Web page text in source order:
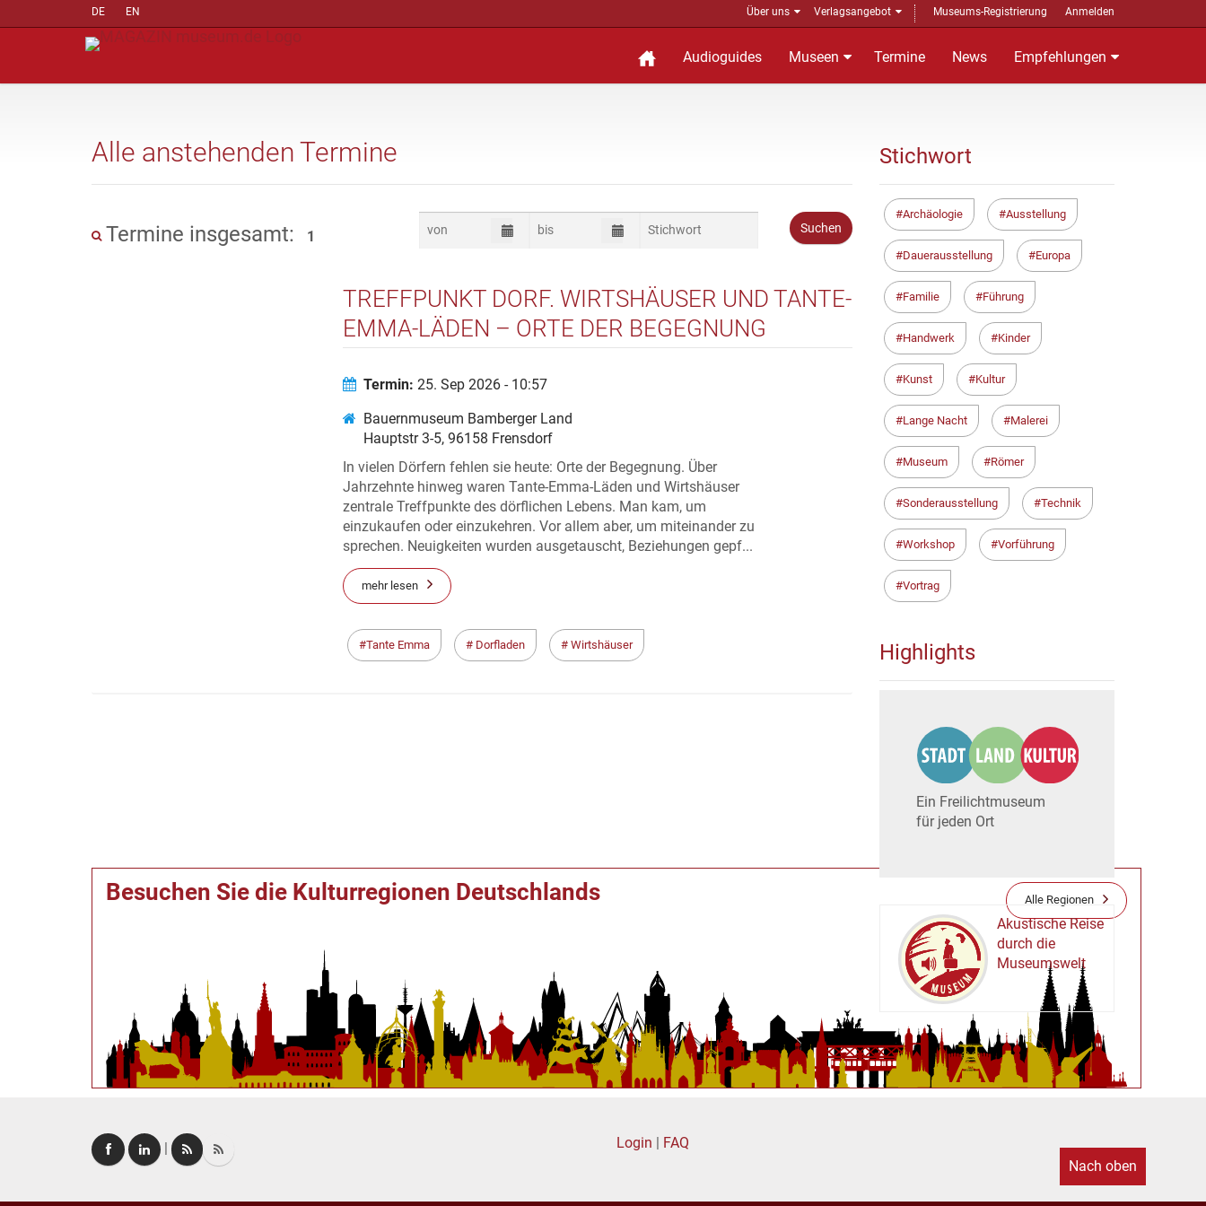
DE EN Über uns Verlagsangebot Museums-Registrierung Anmelden
Audioguides Museen Termine News Empfehlungen
Alle anstehenden Termine
Termine insgesamt: 1
TREFFPUNKT DORF. WIRTSHÄUSER UND TANTE-
EMMA-LÄDEN – ORTE DER BEGEGNUNG
Termin: 25. Sep 2026 - 10:57
Bauernmuseum Bamberger Land
Hauptstr 3-5, 96158 Frensdorf
In vielen Dörfern fehlen sie heute: Orte der Begegnung. Über
Jahrzehnte hinweg waren Tante-Emma-Läden und Wirtshäuser
zentrale Treffpunkte des dörflichen Lebens. Man kam, um
einzukaufen oder einzukehren. Vor allem aber, um miteinander zu
sprechen. Neuigkeiten wurden ausgetauscht, Beziehungen gepf...
mehr lesen
Tante Emma Dorfladen Wirtshäuser
Besuchen Sie die Kulturregionen Deutschlands Alle Regionen
Stichwort
Archäologie Ausstellung
Dauerausstellung Europa
Familie Führung
Handwerk Kinder
Kunst Kultur
Lange Nacht Malerei
Museum Römer
Sonderausstellung Technik
Workshop Vorführung
Vortrag
Highlights
Ein Freilichtmuseum
für jeden Ort
MUSEUM
Akustische Reise
durch die
Museumswelt
Login | FAQ
Nach oben